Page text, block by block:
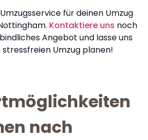
für deinen Umzug
Kontaktiere uns noch
Angebot und lasse uns
Umzug planen!
nach